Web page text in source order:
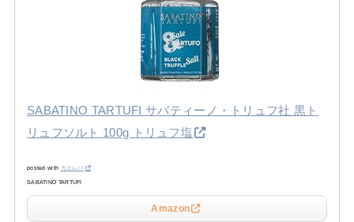
SABATINO TARTUFI サバティーノ・トリュフ社 黒ト
リュフソルト 100g トリュフ塩
posted with カエレバ
SABATINO TARTUFI
Amazon